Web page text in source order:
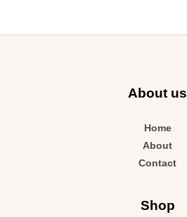
About us
Home
About
Contact
Shop